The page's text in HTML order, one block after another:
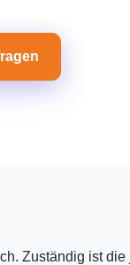
Zuständig ist